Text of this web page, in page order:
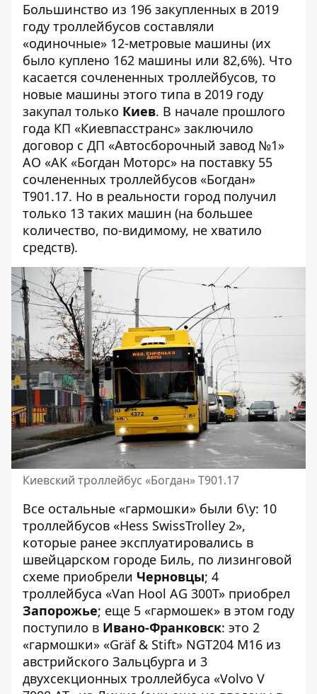
Большинство из 196 закупленных в 2019
году троллейбусов составляли
«одиночные» 12-метровые машины (их
было куплено 162 машины или 82,6%). Что
касается сочлененных троллейбусов, то
новые машины этого типа в 2019 году
закупал только Киев. В начале прошлого
года КП «Киевпасстранс» заключило
договор с ДП «Автосборочный завод №1»
АО «АК «Богдан Моторс» на поставку 55
сочлененных троллейбусов «Богдан»
Т901.17. Но в реальности город получил
только 13 таких машин (на большее
количество, по-видимому, не хватило
средств).
Киевский троллейбус «Богдан» Т901.17
Все остальные «гармошки» были б\у: 10
троллейбусов «Hess SwissTrolley 2»,
которые ранее эксплуатировались в
швейцарском городе Биль, по лизинговой
схеме приобрели Черновцы; 4
троллейбуса «Van Hool AG 300T» приобрел
Запорожье; еще 5 «гармошек» в этом году
поступило в Ивано-Франковск: это 2
«гармошки» «Gräf & Stift» NGT204 M16 из
австрийского Зальцбурга и 3
двухсекционных троллейбуса «Volvo V